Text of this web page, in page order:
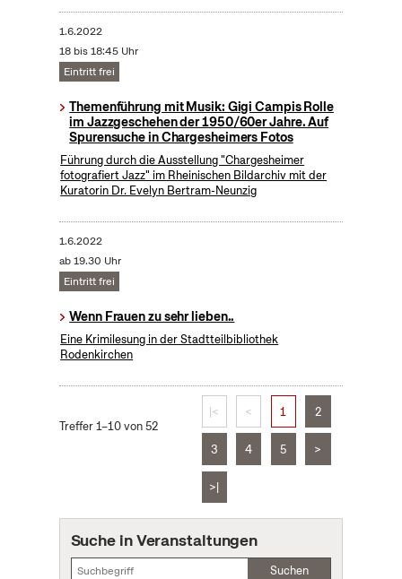
1.6.2022
18 bis 18:45 Uhr
Eintritt frei
Themenführung mit Musik: Gigi Campis Rolle
im Jazzgeschehen der 1950/60er Jahre. Auf
Spurensuche in Chargesheimers Fotos
Führung durch die Ausstellung "Chargesheimer
fotografiert Jazz" im Rheinischen Bildarchiv mit der
Kuratorin Dr. Evelyn Bertram-Neunzig
1.6.2022
ab 19.30 Uhr
Eintritt frei
Wenn Frauen zu sehr lieben..
Eine Krimilesung in der Stadtteilbibliothek
Rodenkirchen
Treffer 1–10 von 52
|< < 1 2
3 4 5 >
>|
Suche in Veranstaltungen
Suchen